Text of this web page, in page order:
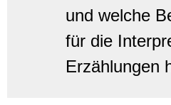
und welche
für die
Erzählungen